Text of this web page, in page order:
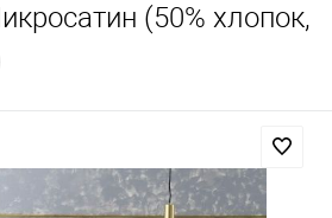
(50% хлопок,